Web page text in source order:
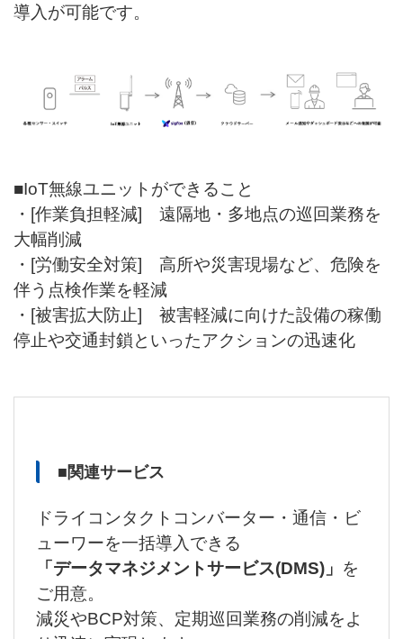
導入が可能です。
■IoT無線ユニットができること
・[作業負担軽減] 遠隔地・多地点の巡回業務を
大幅削減
・[労働安全対策] 高所や災害現場など、危険を
伴う点検作業を軽減
・[被害拡大防止] 被害軽減に向けた設備の稼働
停止や交通封鎖といったアクションの迅速化
■関連サービス
ドライコンタクトコンバーター・通信・ビ
ューワーを一括導入できる
「データマネジメントサービス(DMS)」 を
ご用意。
減災やBCP対策、定期巡回業務の削減をよ